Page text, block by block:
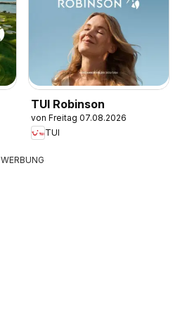
TUI Robinson
von Freitag 07.08.2026
TUI
WERBUNG